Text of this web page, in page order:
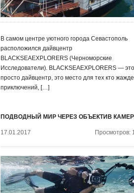
В самом центре уютного города Севастополь
расположился дайвцентр
BLACKSEAEXPLORERS (Черноморские
Исследователи). BLACKSEAEXPLORERS —
просто дайвцентр, это место для тех кто
приключений, […]
ПОДВОДНЫЙ МИР ЧЕРЕЗ ОБЪЕКТИВ
17.01.2017 Просмотров: